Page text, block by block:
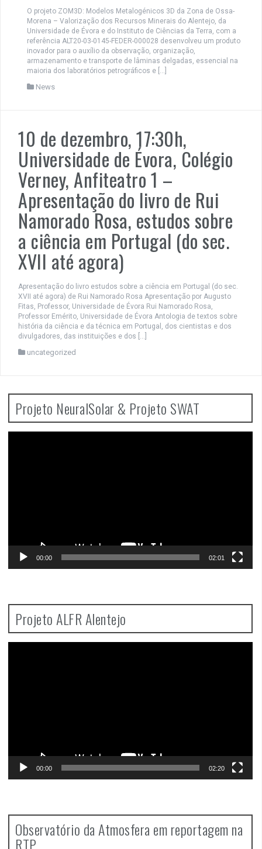
O projeto ZOM3D: Modelos Metalogénicos 3D da Zona de Ossa-
Morena – Valorização dos Recursos Minerais do Alentejo, da
Universidade de Évora e do Instituto de Ciências da Terra, com a
referência ALT20-03-0145-FEDER-000028 desenvolveu um produto
inovador para o auxílio da observação, organização,
armazenamento e transporte de lâminas delgadas, essencial na
maioria dos laboratórios petrográficos e […]
News
10 de dezembro, 17:30h,
Universidade de Évora, Colégio
Verney, Anfiteatro 1 –
Apresentação do livro de Rui
Namorado Rosa, estudos sobre
a ciência em Portugal (do sec.
XVII até agora)
Apresentação do livro estudos sobre a ciência em Portugal (do sec.
XVII até agora) de Rui Namorado Rosa Apresentação por Augusto
Fitas, Professor, Universidade de Évora Rui Namorado Rosa,
Professor Emérito, Universidade de Évora Antologia de textos sobre
história da ciência e da técnica em Portugal, dos cientistas e dos
divulgadores, das instituições e dos […]
uncategorized
Projeto NeuralSolar & Projeto SWAT
00:00 02:01
Projeto ALFR Alentejo
00:00 02:20
Observatório da Atmosfera em reportagem na
RTP